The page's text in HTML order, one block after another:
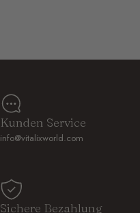
Kunden Service
info@vitalixworld.com
Sichere Bezahlung